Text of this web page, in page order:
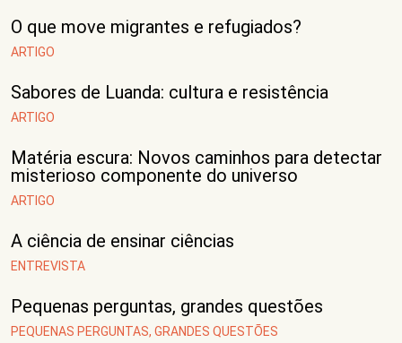
O que move migrantes e refugiados?
ARTIGO
Sabores de Luanda: cultura e resistência
ARTIGO
Matéria escura: Novos caminhos para detectar
misterioso componente do universo
ARTIGO
A ciência de ensinar ciências
ENTREVISTA
Pequenas perguntas, grandes questões
PEQUENAS PERGUNTAS, GRANDES QUESTÕES